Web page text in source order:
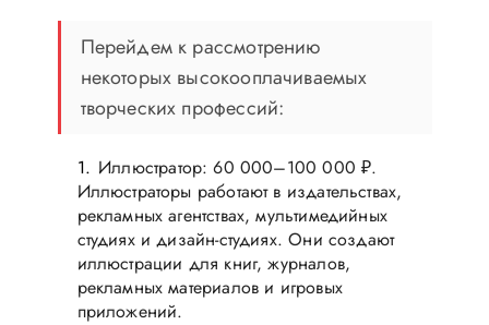
Перейдем к рассмотрению
некоторых высокооплачиваемых
творческих профессий:
Иллюстратор: 60 000–100 000 ₽.
Иллюстраторы работают в издательствах,
рекламных агентствах, мультимедийных
студиях и дизайн-студиях. Они создают
иллюстрации для книг, журналов,
рекламных материалов и игровых
приложений.